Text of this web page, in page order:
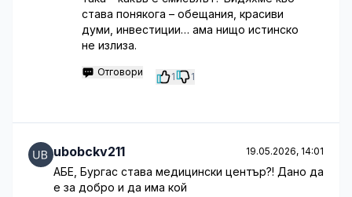
става понякога – обещания, красиви
думи, инвестиции… ама нищо истинско
не излиза.
Отговори 1 1
ubobckv211 19.05.2026, 14:01
АБЕ, Бургас става медицински център?! Дано да
е за добро и да има кой